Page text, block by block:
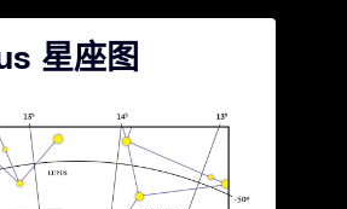
星座图